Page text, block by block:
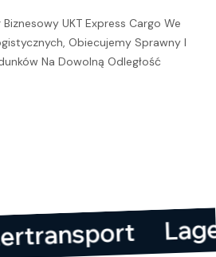
UKT Express Cargo We
Obiecujemy Sprawny I
Na Dowolną Odległość
Gütertransport